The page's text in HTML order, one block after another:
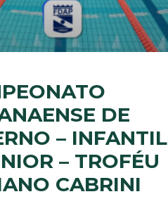
DE
– INFANTIL
– TROFÉU
CABRINI